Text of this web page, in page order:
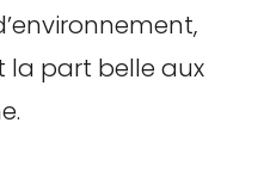
la part belle aux